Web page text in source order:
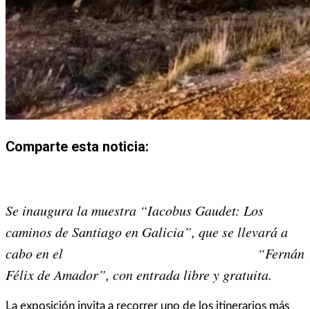
Comparte esta noticia:
X
(Twitter)
Facebook
EmailWhatsApp
Pinterest
LinkedIn
Se inaugura la muestra “Iacobus Gaudet: Los
caminos de Santiago en Galicia”, que se llevará a
cabo en el
“Fernán
Félix de Amador”, con entrada libre y gratuita.
La exposición invita a recorrer uno de los itinerarios más